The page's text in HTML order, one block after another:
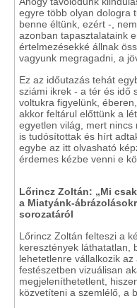
egyre több olyan dologra
benne éltünk, ezért -,
azonban tapasztalataink
értelmezésekké állnak
vagyunk megragadni, a
Ez az időutazás tehát
sziámi ikrek - a tér és idő
voltukra figyelünk,
akkor feltárul előttünk a
egyetlen világ, mert nincs
is tudósítottak és hírt
egybe az itt olvasható
érdemes kézbe venni e
Lőrincz Zoltán: „Mi
a Miatyánk-
sorozatáról
Lőrincz Zoltán felteszi a
keresztények láthatatlan,
lehetetlenre vállalkozik
festészetben vizuálisan
megjeleníthetetlent,
közvetíteni a szemlélő, a